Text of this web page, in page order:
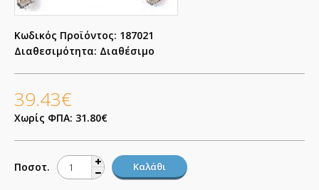
Κωδικός Προϊόντος: 187021
Διαθεσιμότητα: Διαθέσιμο
39.43€
Χωρίς ΦΠΑ: 31.80€
Ποσοτ.